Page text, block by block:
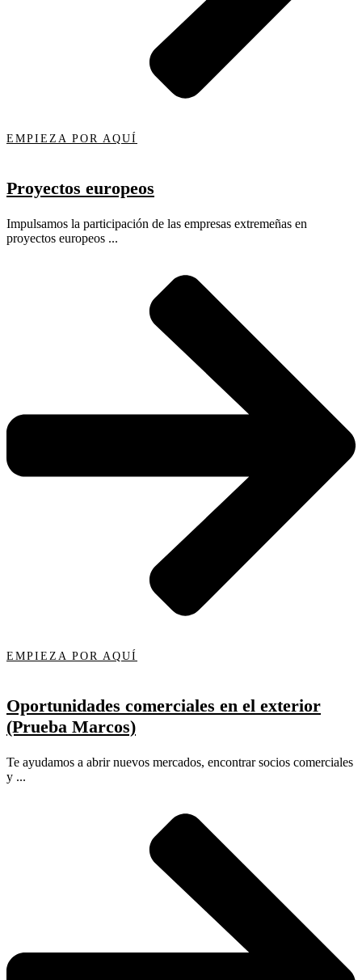
EMPIEZA POR AQUÍ
Proyectos europeos
Impulsamos la participación de las empresas extremeñas en
proyectos europeos ...
EMPIEZA POR AQUÍ
Oportunidades comerciales en el exterior
(Prueba Marcos)
Te ayudamos a abrir nuevos mercados, encontrar socios comerciales
y ...